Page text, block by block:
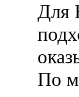
Для
По